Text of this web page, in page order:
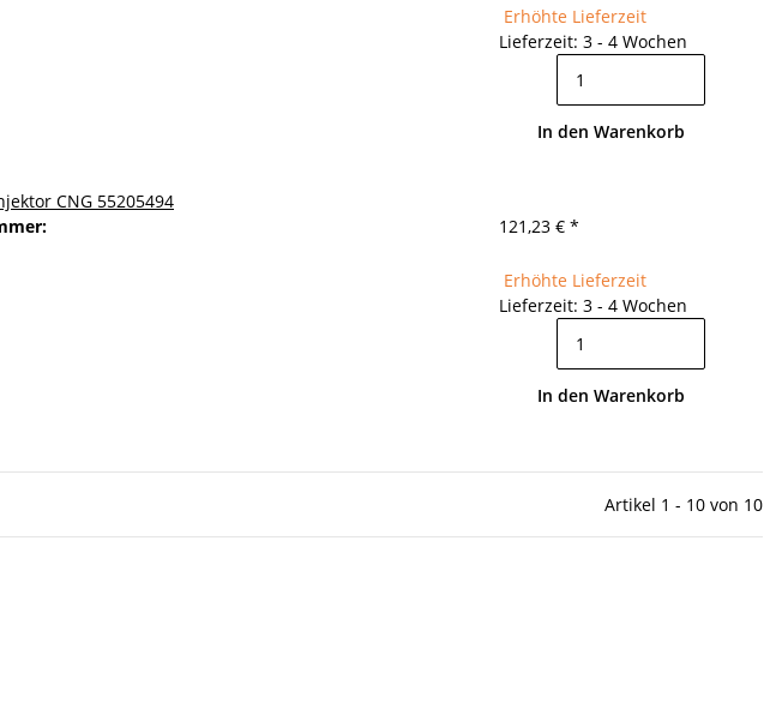
Erhöhte Lieferzeit
Lieferzeit: 3 - 4 Wochen
In den Warenkorb
CNG 55205494
121,23 € *
Erhöhte Lieferzeit
Lieferzeit: 3 - 4 Wochen
In den Warenkorb
Artikel 1 - 10 von 10